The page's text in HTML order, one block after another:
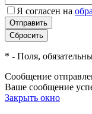
Я согласен на
* - Поля,
Сообщение
Ваше сообщение
Закрыть окно